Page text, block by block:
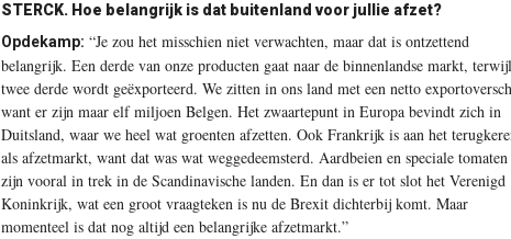
STERCK. Hoe belangrijk is dat buitenland voor jullie afzet?
Opdekamp: “Je zou het misschien niet verwachten, maar dat is ontzettend
belangrijk. Een derde van onze ­producten gaat naar de binnenlandse markt, terwijl
twee derde wordt geëxporteerd. We zitten in ons land met een netto
want er zijn maar elf miljoen Belgen. Het zwaartepunt in Europa bevindt zich in
Duitsland, waar we heel wat groenten afzetten. Ook Frankrijk is aan het
als afzetmarkt, want dat was wat weggedeemsterd. Aardbeien en speciale tomaten
zijn vooral in trek in de Scandinavische landen. En dan is er tot slot het Verenigd
Koninkrijk, wat een groot vraagteken is nu de Brexit dichterbij komt. Maar
momenteel is dat nog altijd een belangrijke afzetmarkt.”